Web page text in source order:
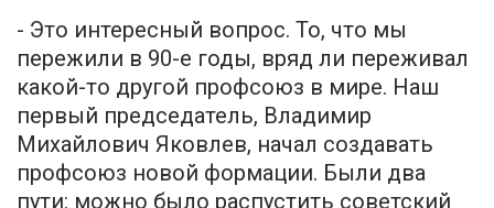
- Это интересный вопрос. То, что мы
пережили в 90-е годы, вряд ли переживал
какой-то другой профсоюз в мире. Наш
первый председатель, Владимир
Михайлович Яковлев, начал создавать
профсоюз новой формации. Были два
пути: можно было распустить советский